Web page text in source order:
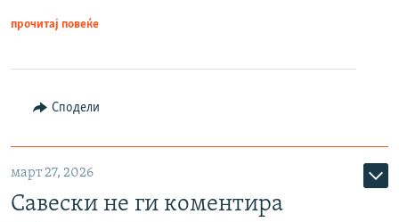
прочитај повеќе
Сподели
март 27, 2026
Савески не ги коментира